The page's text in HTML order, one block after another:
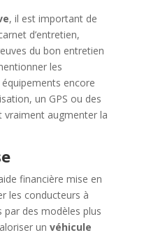
, il est important de
d’entretien,
du bon entretien
les
encore
un GPS ou des
augmenter la
financière mise en
les conducteurs à
par des modèles plus
un véhicule